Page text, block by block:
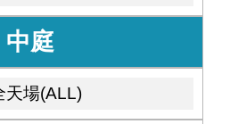
中庭
天場(ALL)